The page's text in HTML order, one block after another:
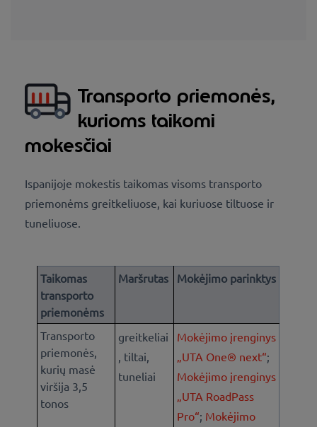
Transporto priemonės,
kurioms taikomi
mokesčiai
Ispanijoje mokestis taikomas visoms transporto
priemonėms greitkeliuose, kai kuriuose tiltuose ir
tuneliuose.
Taikomas
transporto
priemonėms
Maršrutas Mokėjimo parinktys
Transporto
priemonės,
kurių masė
viršija 3,5
tonos
greitkeliai
, tiltai,
tuneliai
Mokėjimo įrenginys
„UTA One® next“;
Mokėjimo įrenginys
„UTA RoadPass
Pro“; Mokėjimo